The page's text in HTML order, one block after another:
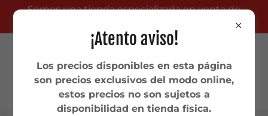
Somos una tienda especializada en venta de
¡Atento aviso!
Los precios disponibles en esta página
son precios exclusivos del modo online,
estos precios no son sujetos a
disponibilidad en tienda física.